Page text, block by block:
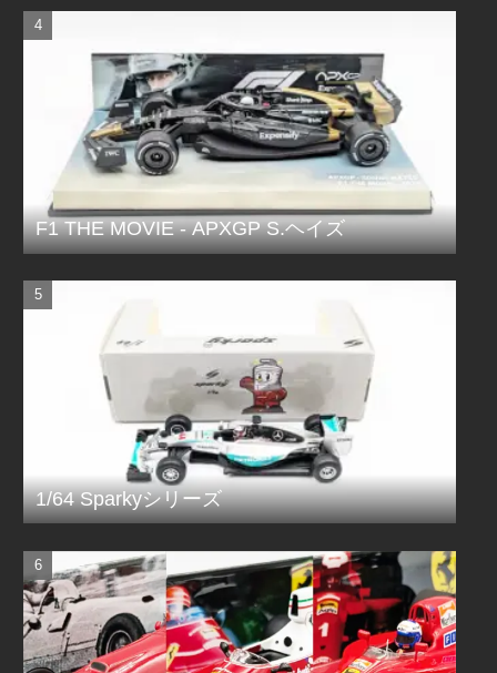
F1 THE MOVIE - APXGP S.ヘイズ
1/64 Sparkyシリーズ